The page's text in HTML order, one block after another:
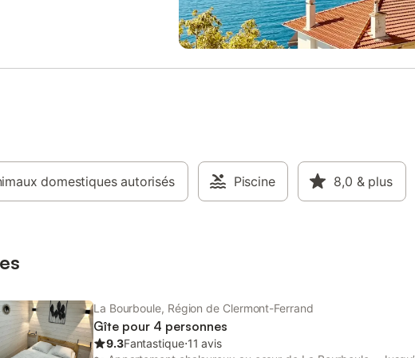
et aout . Animaux non
de détente et de
sur demande. Massages du dos,
ou du visage au tarif de 25€
amateurs de glisse, ski de fond et ski alpin
au Mont Dore, Super-Besse, Chastreix et
chiens de traîneaux. Pour les amateurs de
randonnées à pieds et en raquettes,
nombreux sentiers balisés tous niveaux.
nombreuses animations pendant les
vacances scolaires sur tout le massif du
Sancy. Accueil par les propriétaires.
domestiques autorisés Piscine 8,0 & plus
La Bourboule, Région de Clermont-Ferrand
Gîte pour 4 personnes
9.3Fantastique⋅11 avis